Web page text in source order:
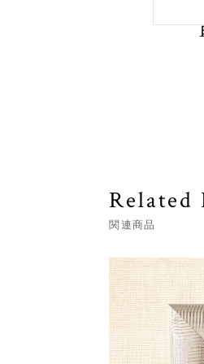
Related
関連商品